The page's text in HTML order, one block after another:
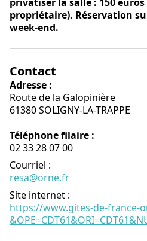
propriétaire). Réservation
week-end.
Contact
Adresse :
Route de la Galopinière
61380 SOLIGNY-LA-TRAPPE
Téléphone filaire :
02 33 28 07 00
Courriel :
resa@orne.fr
Site internet :
https://www.gites-de-france-